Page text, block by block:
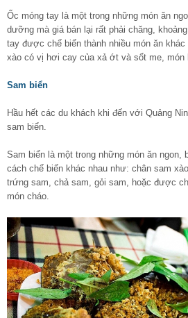
Ốc móng tay là một trong những món ăn
dưỡng mà giá bán lại rất phải chăng,
tay được chế biến thành nhiều món ăn
xào có vị hơi cay của xả ớt và sốt me, món
Sam biển
Hầu hết các du khách khi đến với Quảng
sam biển.
Sam biển là một trong những món ăn ngon,
cách chế biến khác nhau như: chân sam
trứng sam, chả sam, gỏi sam, hoặc được
món cháo.